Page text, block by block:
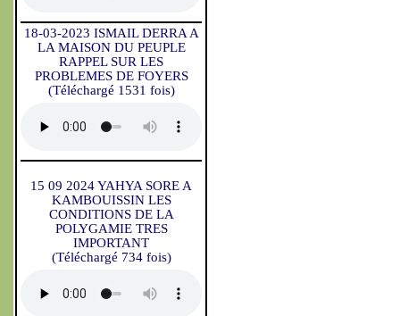
18-03-2023 ISMAIL DERRA A
LA MAISON DU PEUPLE
RAPPEL SUR LES
PROBLEMES DE FOYERS
(Téléchargé 1531 fois)
15 09 2024 YAHYA SORE A
KAMBOUISSIN LES
CONDITIONS DE LA
POLYGAMIE TRES
IMPORTANT
(Téléchargé 734 fois)